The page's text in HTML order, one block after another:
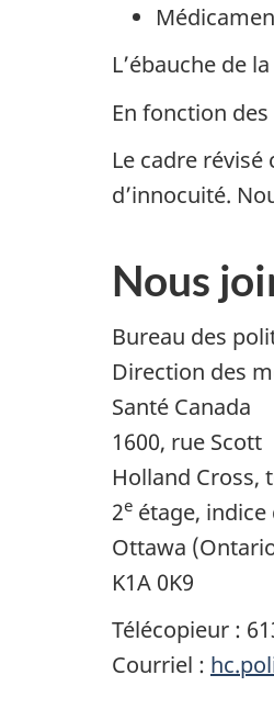
L’ébauche de
En fonction
Le cadre
d’innocuité.
Nous
Bureau des
Direction des
Santé Canada
1600, rue Scott
Holland Cross,
2e étage, indice
Ottawa
K1A 0K9
Télécopieur :
Courriel :